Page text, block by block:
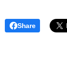
Share